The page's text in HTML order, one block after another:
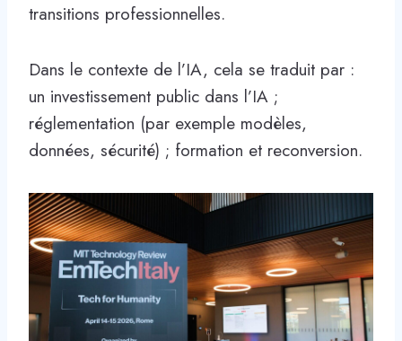
transitions professionnelles.
Dans le contexte de l’IA, cela se traduit par :
un investissement public dans l’IA ;
réglementation (par exemple modèles,
données, sécurité) ; formation et reconversion.